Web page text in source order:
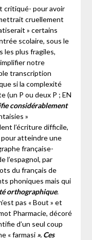
critiqué- pour avoir
cruellement
» certains
scolaire, sous le
les plus fragiles,
notre
transcription
si la complexité
(un P ou deux P ; EN
considérablement
»
l’écriture difficile,
atteindre une
française-
l’espagnol, par
du français de
phoniques mais qui
orthographique.
pas « Bout » et
Pharmacie, décoré
d’un seul coup
« farmasi ». Ces